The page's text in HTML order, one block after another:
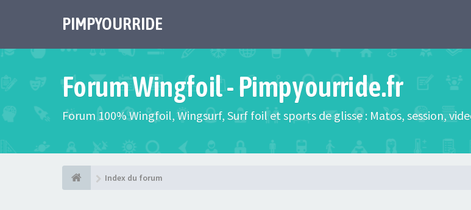
PIMPYOURRIDE
Forum Wingfoil - Pimpyourride.fr
Forum 100% Wingfoil, Wingsurf, Surf foil et sports de glisse : Matos, session,
Index du forum